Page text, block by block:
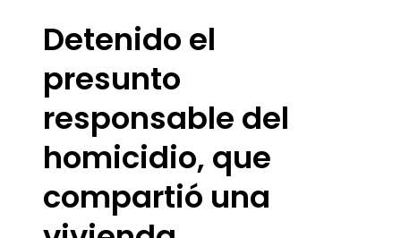
Detenido el
presunto
responsable del
homicidio, que
compartió una